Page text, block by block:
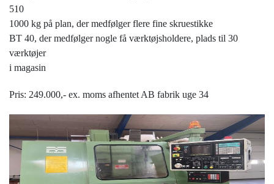
510
1000 kg på plan, der medfølger flere fine skruestikke
BT 40, der medfølger nogle få værktøjsholdere, plads til 30
værktøjer
i magasin
Pris: 249.000,- ex. moms afhentet AB fabrik uge 34